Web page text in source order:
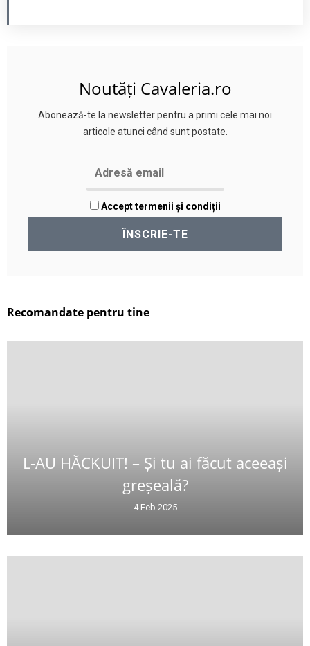
Noutăți Cavaleria.ro
Abonează-te la newsletter pentru a primi cele mai noi
articole atunci când sunt postate.
Accept termenii și condiții
Recomandate pentru tine
L-AU HĂCKUIT! – Și tu ai făcut aceeași
greșeală?
4 Feb 2025